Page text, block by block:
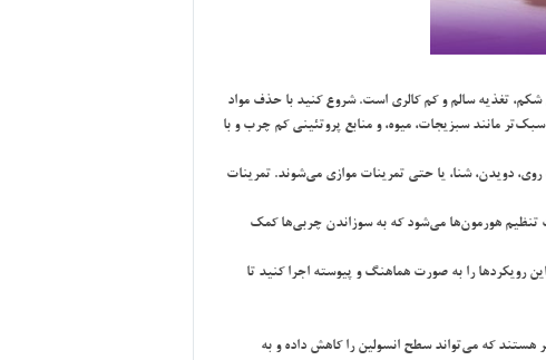
شكم، تغذيه سالم و كم كالري است. شروع كنيد با حذف مواد
مانند سبزيجات، ميوه، و منابع پروتئيني كم چرب و با
دويدن، شنا، يا حتي تمرينات موازي مي‌شوند. تمرينات
هورمون‌ها مي‌شود كه به سوزاندن چربي‌ها كمك
رويكردها را به صورت هماهنگ و پيوسته اجرا كنيد تا
هستند كه مي‌تواند سطح انسولين را كاهش داده و به